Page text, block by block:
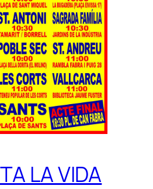
LA VIDA